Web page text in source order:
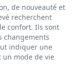
de nouveauté et
recherchent
confort. Ils sont
changements
indiquer une
mode de vie